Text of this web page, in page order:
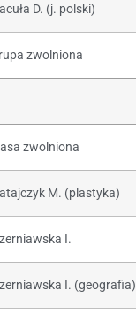
D. (j. polski)
zwolniona
zwolniona
M. (plastyka)
I.
I. (geografia)